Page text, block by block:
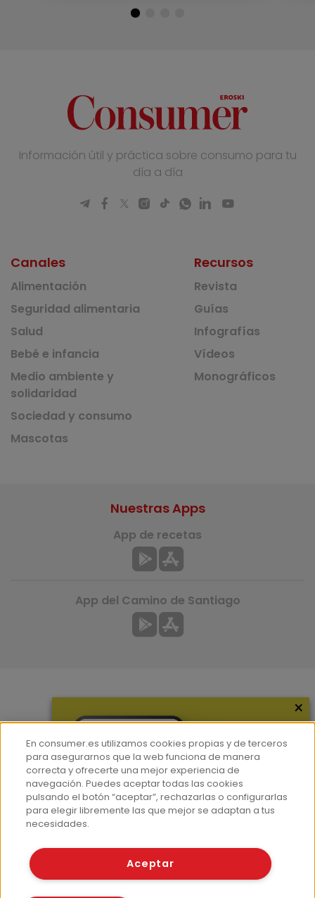
Información útil y práctica sobre consumo para tu
día a día
Canales
Alimentación
Seguridad alimentaria
Salud
Bebé e infancia
Medio ambiente y
solidaridad
Sociedad y consumo
Mascotas
Recursos
Revista
Guías
Infografías
Vídeos
Monográficos
Hemeroteca
Contacto
Prensa
Corpus Lingüístico Consumer
Nuestras Apps
App de recetas
App del Camino de Santiago
© Fundación EROSKI
Políticas de cookies
×
En consumer.es utilizamos cookies propias y de terceros
para asegurarnos que la web funciona de manera
correcta y ofrecerte una mejor experiencia de
navegación. Puedes aceptar todas las cookies
pulsando el botón “aceptar”, rechazarlas o configurarlas
para elegir libremente las que mejor se adaptan a tus
necesidades.
Aceptar